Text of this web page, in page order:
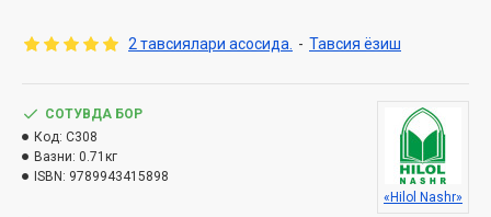
Вступительное слово к русскому изданию
Предисловие к тафсиру
Читателям «Тафсири Хилал»
2 тавсиялари асосида. - Тавсия ёзиш
СОТУВДА БОР
Код: C308
Вазни: 0.71кг
ISBN: 9789943415898
«Hilol Nashr»